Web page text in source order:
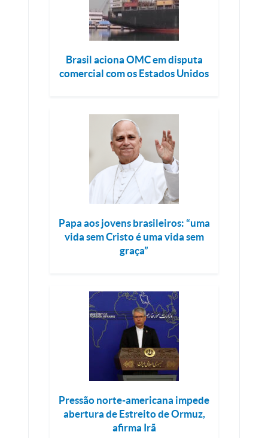
Brasil aciona OMC em disputa
comercial com os Estados Unidos
Papa aos jovens brasileiros: “uma
vida sem Cristo é uma vida sem
graça”
Pressão norte-americana impede
abertura de Estreito de Ormuz,
afirma Irã